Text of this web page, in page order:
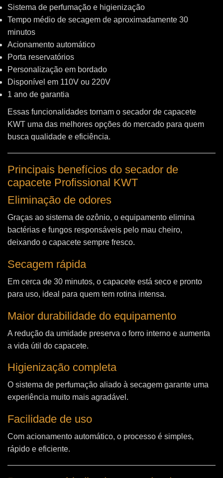
Sistema de perfumação e higienização
Tempo médio de secagem de aproximadamente 30
minutos
Acionamento automático
Porta reservatórios
Personalização em bordado
Disponível em 110V ou 220V
1 ano de garantia
Essas funcionalidades tornam o secador de capacete
KWT uma das melhores opções do mercado para quem
busca qualidade e eficiência.
Principais benefícios do secador de
capacete Profissional KWT
Eliminação de odores
Graças ao sistema de ozônio, o equipamento elimina
bactérias e fungos responsáveis pelo mau cheiro,
deixando o capacete sempre fresco.
Secagem rápida
Em cerca de 30 minutos, o capacete está seco e pronto
para uso, ideal para quem tem rotina intensa.
Maior durabilidade do equipamento
A redução da umidade preserva o forro interno e aumenta
a vida útil do capacete.
Higienização completa
O sistema de perfumação aliado à secagem garante uma
experiência muito mais agradável.
Facilidade de uso
Com acionamento automático, o processo é simples,
rápido e eficiente.